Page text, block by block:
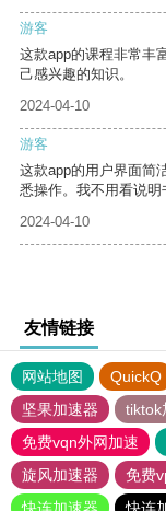
游客
这款app的课程非常丰
己感兴趣的知识。
2024-04-10
游客
这款app的用户界面简
悉操作。我不用看说明
2024-04-10
友情链接
网站地图 QuickQ
坚果加速器
tiktok
免费vqn外网加速
旋风加速器
免费